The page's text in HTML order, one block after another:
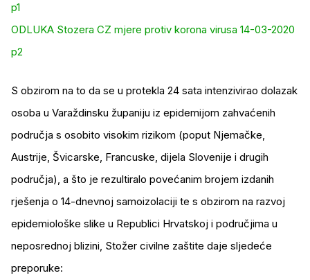
p1
ODLUKA Stozera CZ mjere protiv korona virusa 14-03-2020
p2
S obzirom na to da se u protekla 24 sata intenzivirao dolazak
osoba u Varaždinsku županiju iz epidemijom zahvaćenih
područja s osobito visokim rizikom (poput Njemačke,
Austrije, Švicarske, Francuske, dijela Slovenije i drugih
područja), a što je rezultiralo povećanim brojem izdanih
rješenja o 14-dnevnoj samoizolaciji te s obzirom na razvoj
epidemiološke slike u Republici Hrvatskoj i područjima u
neposrednoj blizini, Stožer civilne zaštite daje sljedeće
preporuke: